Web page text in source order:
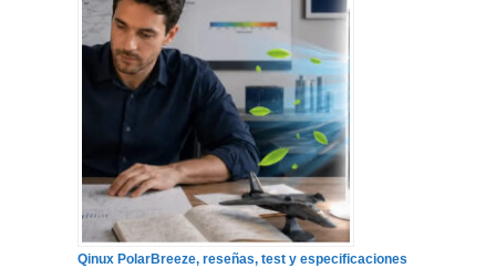
Qinux PolarBreeze, reseñas, test y especificaciones